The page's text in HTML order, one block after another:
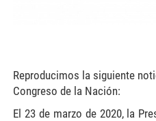
Reproducimos la siguiente
Congreso de la Nación:
El 23 de marzo de 2020, la